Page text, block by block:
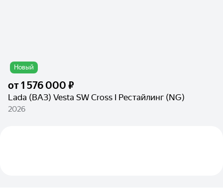
Новый
от1 576 000 ₽
Lada (ВАЗ) Vesta SW Cross I Рестайлинг (NG)
2026